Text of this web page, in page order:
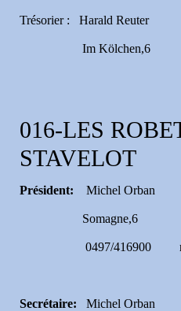
Trésorier : Harald Reuter
Im Kölchen,6
016-LES
STAVELOT
Président: Michel Orban
Somagne,6
0497/416900
Secrétaire: Michel Orban